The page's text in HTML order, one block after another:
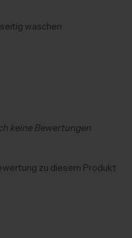
waschen
keine Bewertungen
zu diesem Produkt